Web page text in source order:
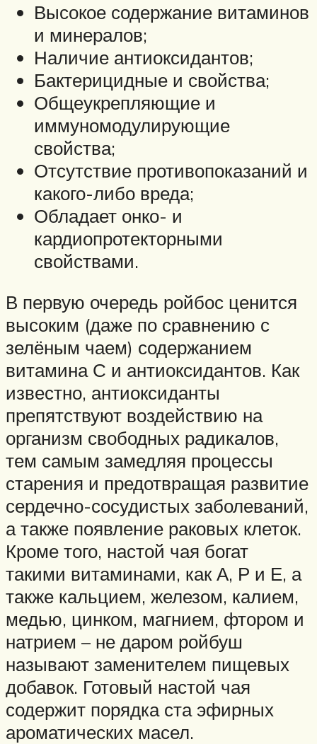
Высокое содержание витаминов
и минералов;
Наличие антиоксидантов;
Бактерицидные и свойства;
Общеукрепляющие и
иммуномодулирующие
свойства;
Отсутствие противопоказаний и
какого-либо вреда;
Обладает онко- и
кардиопротекторными
свойствами.
В первую очередь ройбос ценится
высоким (даже по сравнению с
зелёным чаем) содержанием
витамина С и антиоксидантов. Как
известно, антиоксиданты
препятствуют воздействию на
организм свободных радикалов,
тем самым замедляя процессы
старения и предотвращая развитие
сердечно-сосудистых заболеваний,
а также появление раковых клеток.
Кроме того, настой чая богат
такими витаминами, как А, Р и Е, а
также кальцием, железом, калием,
медью, цинком, магнием, фтором и
натрием – не даром ройбуш
называют заменителем пищевых
добавок. Готовый настой чая
содержит порядка ста эфирных
ароматических масел.